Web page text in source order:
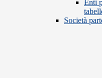
Enti
Società